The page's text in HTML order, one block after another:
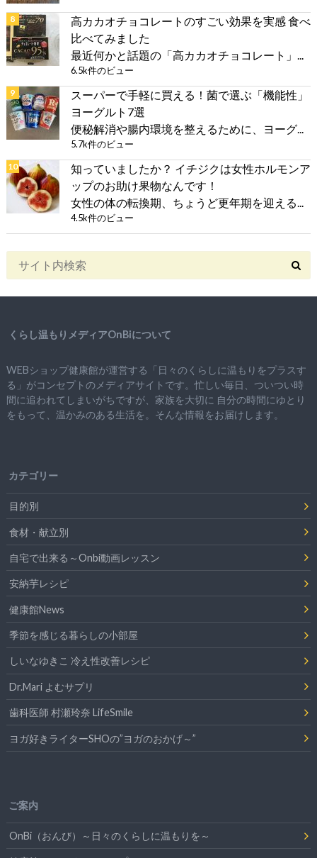
高カカオチョコレートのすごい効果を実感 食べ
比べてみました
最近何かと話題の「高カカオチョコレート」...
6.5k件のビュー
スーパーで手軽に買える！菌で選ぶ「機能性」
ヨーグルト7選
便秘解消や腸内環境を整えるために、ヨーグ...
5.7k件のビュー
知っていましたか？ イチジクは女性ホルモンア
ップのお助け果物なんです！
女性の体の転換期、ちょうど更年期を迎える...
4.5k件のビュー
くらし温もりメディアOnBiについて
WEBショップ健康館が運営する「日々のくらしに温もりをプラスす
る」がコンセプトのメディアサイトです。忙しい毎日、ついつい時
間に追われてしまいがちですが、 家族を大切に 自分の時間にゆとり
をもって、 温かみのある生活を。そんな情報をお届けします。
カテゴリー
目的別
食材・献立別
自宅で出来る～Onbi動画レッスン
安納芋レシピ
健康館News
季節を感じる暮らしの小部屋
しいなゆきこ 冷え性改善レシピ
Dr.Mari よむサプリ
歯科医師 村瀬玲奈 LifeSmile
ヨガ好きライターSHOの”ヨガのおかげ～”
ご案内
OnBi（おんび）～日々のくらしに温もりを～